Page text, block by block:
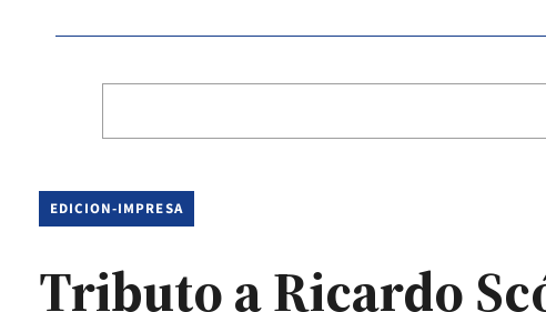
EDICION-IMPRESA
Tributo a Ricardo